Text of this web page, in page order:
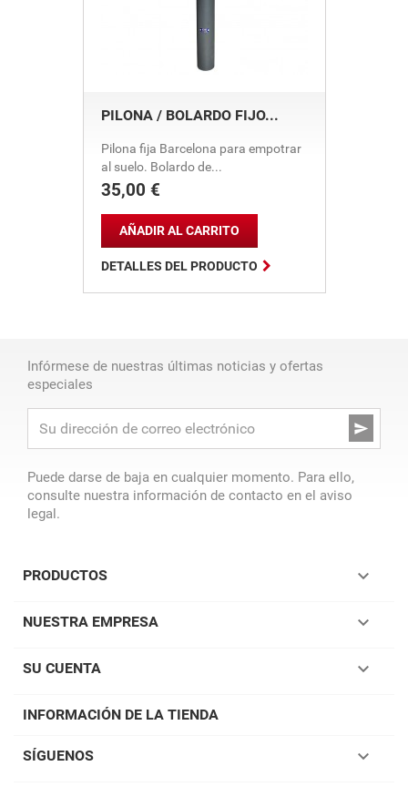
PILONA / BOLARDO FIJO...
Pilona fija Barcelona para empotrar
al suelo. Bolardo de...
Precio
35,00 €

AÑADIR AL CARRITO
DETALLES DEL PRODUCTO
Infórmese de nuestras últimas noticias y ofertas
especiales

Puede darse de baja en cualquier momento. Para ello,
consulte nuestra información de contacto en el aviso
legal.
PRODUCTOS 
NUESTRA EMPRESA 
SU CUENTA 
INFORMACIÓN DE LA TIENDA
SÍGUENOS 